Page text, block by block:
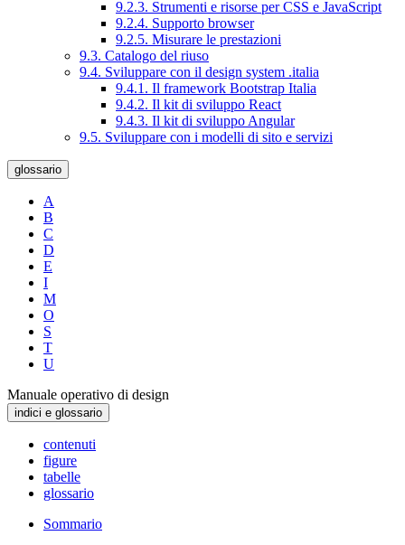
9.2.3. Strumenti e risorse per CSS e JavaScript
9.2.4. Supporto browser
9.2.5. Misurare le prestazioni
9.3. Catalogo del riuso
9.4. Sviluppare con il design system .italia
9.4.1. Il framework Bootstrap Italia
9.4.2. Il kit di sviluppo React
9.4.3. Il kit di sviluppo Angular
9.5. Sviluppare con i modelli di sito e servizi
glossario
A
B
C
D
E
I
M
O
S
T
U
Manuale operativo di design
indici e glossario
contenuti
figure
tabelle
glossario
Sommario